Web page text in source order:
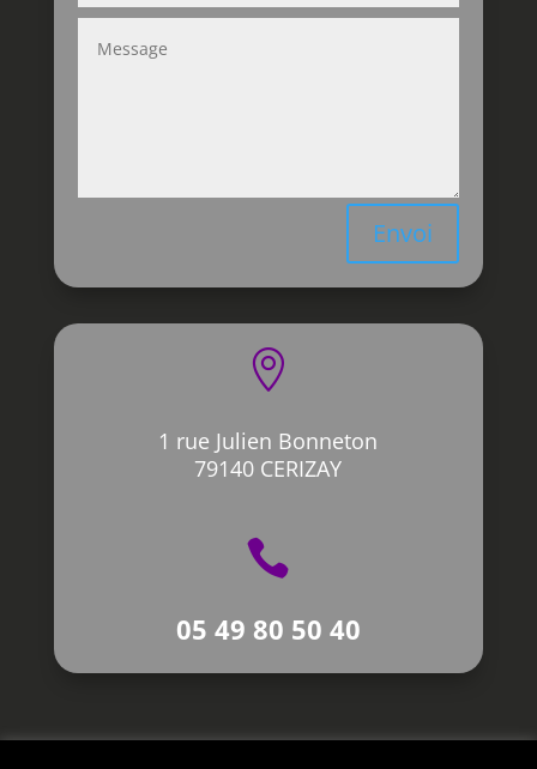
Envoi

1 rue Julien Bonneton
79140 CERIZAY

05 49 80 50 40